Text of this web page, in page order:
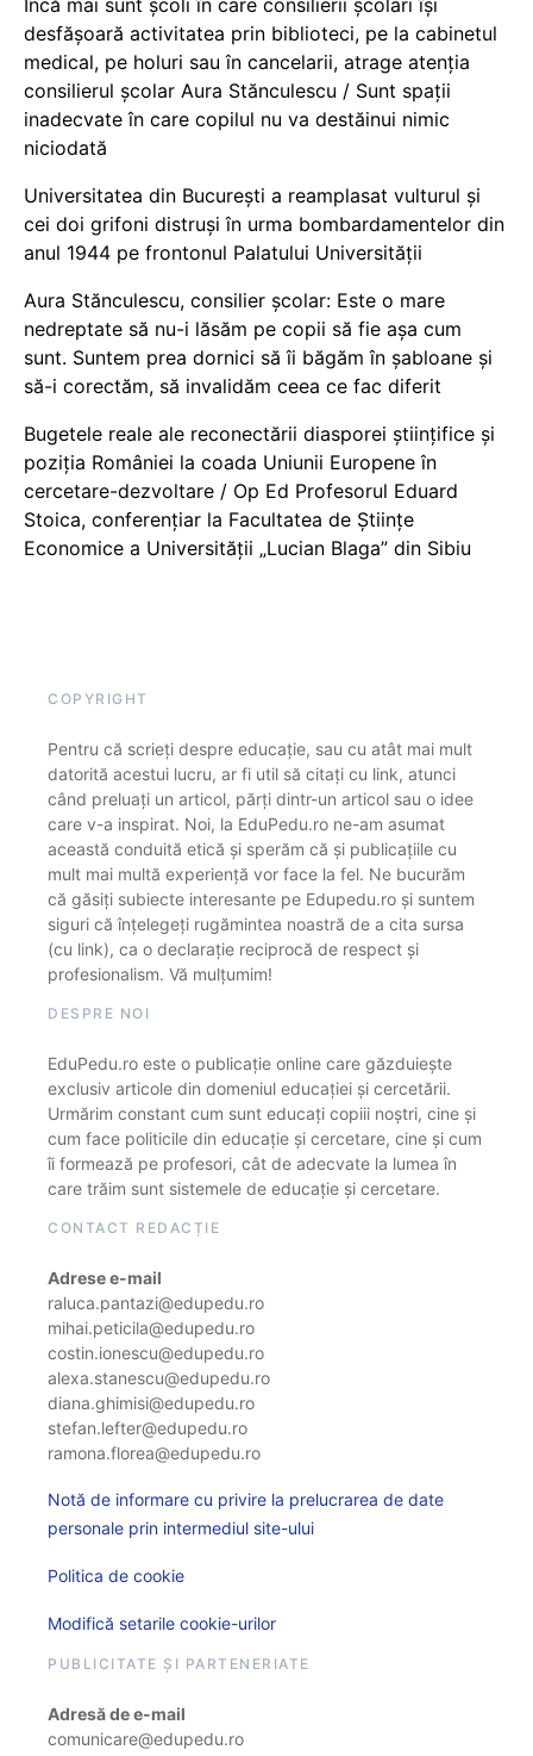
desfășoară activitatea prin biblioteci, pe la cabinetul
medical, pe holuri sau în cancelarii, atrage atenția
consilierul școlar Aura Stănculescu / Sunt spații
inadecvate în care copilul nu va destăinui nimic
niciodată
Universitatea din București a reamplasat vulturul și
cei doi grifoni distruși în urma bombardamentelor din
anul 1944 pe frontonul Palatului Universității
Aura Stănculescu, consilier școlar: Este o mare
nedreptate să nu-i lăsăm pe copii să fie așa cum
sunt. Suntem prea dornici să îi băgăm în șabloane și
să-i corectăm, să invalidăm ceea ce fac diferit
Bugetele reale ale reconectării diasporei științifice și
poziția României la coada Uniunii Europene în
cercetare-dezvoltare / Op Ed Profesorul Eduard
Stoica, conferențiar la Facultatea de Științe
Economice a Universității „Lucian Blaga” din Sibiu
COPYRIGHT
Pentru că scrieți despre educație, sau cu atât mai mult
datorită acestui lucru, ar fi util să citați cu link, atunci
când preluați un articol, părți dintr-un articol sau o idee
care v-a inspirat. Noi, la EduPedu.ro ne-am asumat
această conduită etică și sperăm că și publicațiile cu
mult mai multă experiență vor face la fel. Ne bucurăm
că găsiți subiecte interesante pe Edupedu.ro și suntem
siguri că înțelegeți rugămintea noastră de a cita sursa
(cu link), ca o declarație reciprocă de respect și
profesionalism. Vă mulțumim!
DESPRE NOI
EduPedu.ro este o publicație online care găzduiește
exclusiv articole din domeniul educației și cercetării.
Urmărim constant cum sunt educați copiii noștri, cine și
cum face politicile din educație și cercetare, cine și cum
îi formează pe profesori, cât de adecvate la lumea în
care trăim sunt sistemele de educație și cercetare.
CONTACT REDACȚIE
Adrese e-mail
raluca.pantazi@edupedu.ro
mihai.peticila@edupedu.ro
costin.ionescu@edupedu.ro
alexa.stanescu@edupedu.ro
diana.ghimisi@edupedu.ro
stefan.lefter@edupedu.ro
ramona.florea@edupedu.ro
Notă de informare cu privire la prelucrarea de date
personale prin intermediul site-ului
Politica de cookie
Modifică setarile cookie-urilor
PUBLICITATE ȘI PARTENERIATE
Adresă de e-mail
comunicare@edupedu.ro